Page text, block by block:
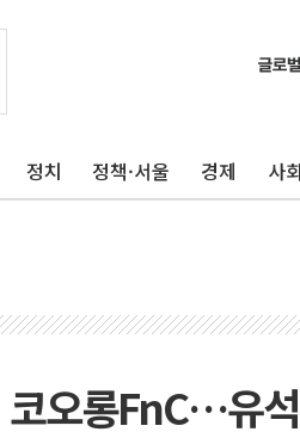
정치 정책·서울 경제 사회
코오롱FnC…유